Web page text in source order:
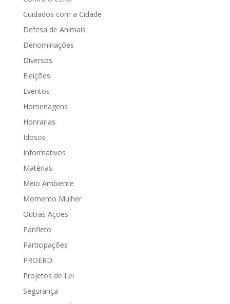
Cuidados com a Cidade
Defesa de Animais
Denominações
Diversos
Eleições
Eventos
Homenagens
Honrarias
Idosos
Informativos
Matérias
Meio Ambiente
Momento Mulher
Outras Ações
Panfleto
Participações
PROERD
Projetos de Lei
Segurança